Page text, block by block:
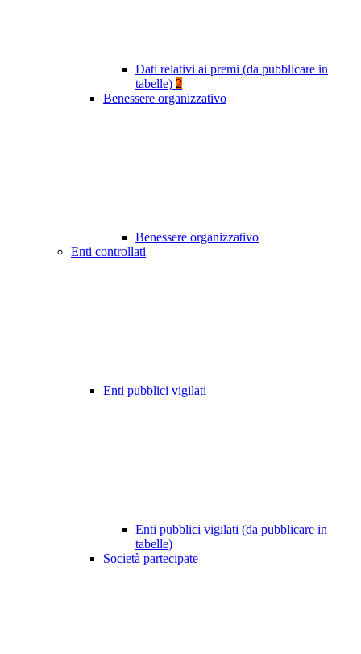
Dati relativi ai premi (da pubblicare in
tabelle) 2
Benessere organizzativo
Benessere organizzativo
Enti controllati
Enti pubblici vigilati
Enti pubblici vigilati (da pubblicare in
tabelle)
Società partecipate